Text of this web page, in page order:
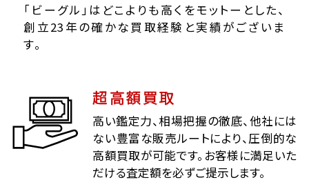
「ビーグル」はどこよりも高くをモットーとした、
創立23年の確かな買取経験と実績がございま
す。
超高額買取
高い鑑定力、相場把握の徹底、他社には
ない豊富な販売ルートにより、圧倒的な
高額買取が可能です。お客様に満足いた
だける査定額を必ずご提示します。